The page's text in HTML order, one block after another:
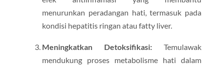
menurunkan peradangan hati, termasuk pada
kondisi hepatitis ringan atau fatty liver.
Meningkatkan Detoksifikasi: Temulawak
mendukung proses metabolisme hati dalam